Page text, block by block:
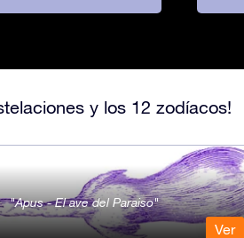
y los 12 zodíacos!
Apus - El ave del Paraiso
Ver